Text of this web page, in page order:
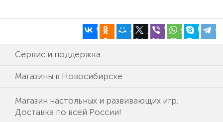
Сервис и поддержка
Магазины в Новосибирске
Магазин настольных и развивающих игр.
Доставка по всей России!